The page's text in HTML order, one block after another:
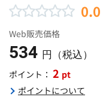
0.0
Web販売価格
534 円（税込）
ポイント： 2 pt
ポイントについて